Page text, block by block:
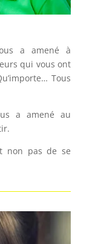
a amené à
qui vous ont
Tous
a amené au
non pas de se